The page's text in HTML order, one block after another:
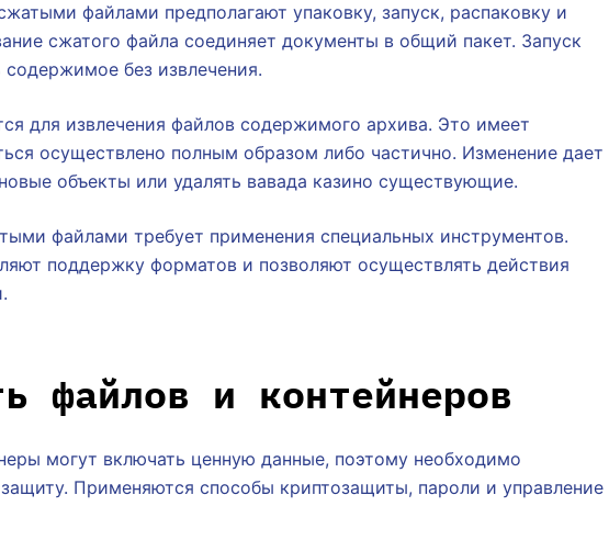
файлами предполагают упаковку, запуск, распаковку и
сжатого файла соединяет документы в общий пакет. Запуск
без извлечения.
для извлечения файлов содержимого архива. Это имеет
осуществлено полным образом либо частично. Изменение дает
объекты или удалять вавада казино существующие.
файлами требует применения специальных инструментов.
поддержку форматов и позволяют осуществлять действия
файлов и контейнеров
могут включать ценную данные, поэтому необходимо
Применяются способы криптозащиты, пароли и управление